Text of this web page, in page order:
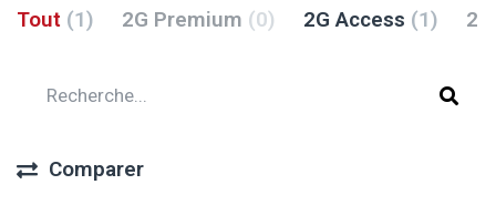
Tout (1) 2G Premium (0) 2G Access (1)
Comparer